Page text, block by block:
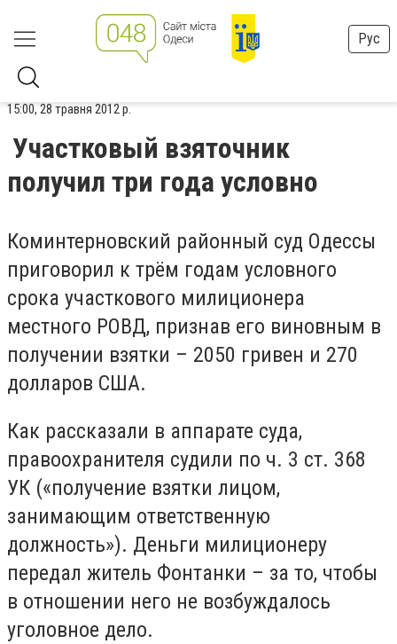
Рус
15:00, 28 травня 2012 р.
Участковый взяточник
получил три года условно
Коминтерновский районный суд Одессы
приговорил к трём годам условного
срока участкового милиционера
местного РОВД, признав его виновным в
получении взятки – 2050 гривен и 270
долларов США.
Как рассказали в аппарате суда,
правоохранителя судили по ч. 3 ст. 368
УК («получение взятки лицом,
занимающим ответственную
должность»). Деньги милиционеру
передал житель Фонтанки – за то, чтобы
в отношении него не возбуждалось
уголовное дело.